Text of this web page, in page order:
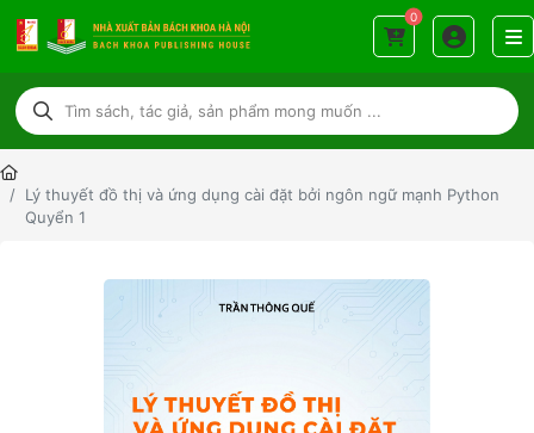
0
Lý thuyết đồ thị và ứng dụng cài đặt bởi ngôn ngữ mạnh Python
Quyển 1